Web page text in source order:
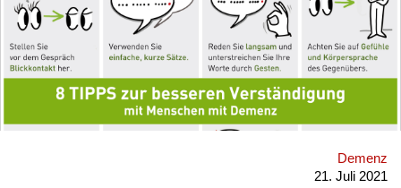
Projekte und Programme im Bereich Public Health
(Schwerpunkt Gesundheitsförderung und Prävention)
umzusetzen. https://styriavitalis.at/ Institut für
Pflegewissenshaft, Universität Wien Der Schwerpunkt
Palliative & Community Care des Instituts stellt unheilbar
kranke Menschen, Menschen mit chronischer Erkrankung,
Hochbetagte und Menschen mit Demenz ins Zentrum von
https://pflegewissenschaft.univie.ac.at/forschung/projekte-
palliative-community-care/ *An wen richtet sich die Initiative?*
Demenz
21. Juli 2021